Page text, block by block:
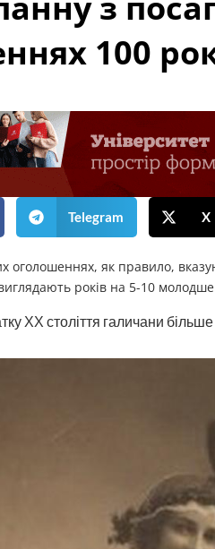
100
Telegram X
як правило,
років на 5-10
ХХ століття галичани